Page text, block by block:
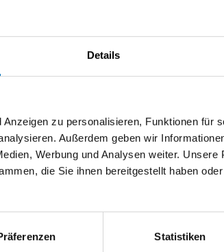
Details
zu personalisieren, Funktionen für
Außerdem geben wir
Werbung und Analysen weiter. Unsere
die Sie ihnen bereitgestellt haben
Statistiken